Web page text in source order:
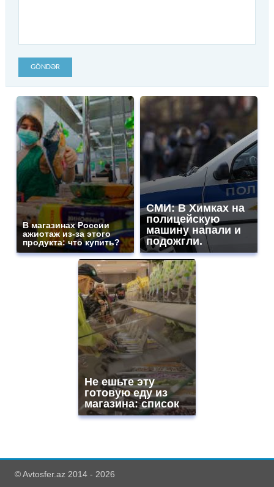
GÖNDƏR
В магазинах России
ажиотаж из-за этого
продукта: что купить?
СМИ: В Химках на
полицейскую
машину напали и
подожгли.
Не ешьте эту
готовую еду из
магазина: список
© Avtosfer.az 2014 - 2026